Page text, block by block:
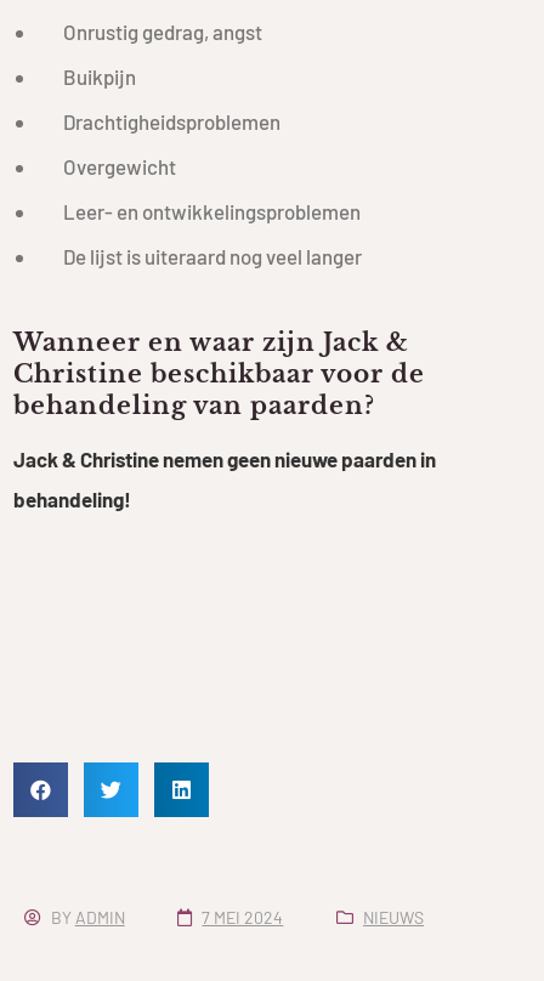
Onrustig gedrag, angst
Buikpijn
Drachtigheidsproblemen
Overgewicht
Leer- en ontwikkelingsproblemen
De lijst is uiteraard nog veel langer
Wanneer en waar zijn Jack &
Christine beschikbaar voor de
behandeling van paarden?
Jack & Christine nemen geen nieuwe paarden in
behandeling!
BY ADMIN 7 MEI 2024 NIEUWS